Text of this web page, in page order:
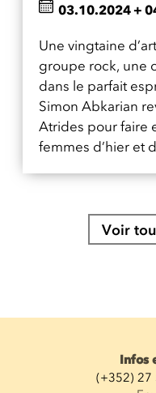
Une vingtaine
groupe rock, une
dans le parfait
Simon Abkarian
Atrides pour faire
femmes d’hier et
03.10.2024+
Voir
Infos
(+352) 27